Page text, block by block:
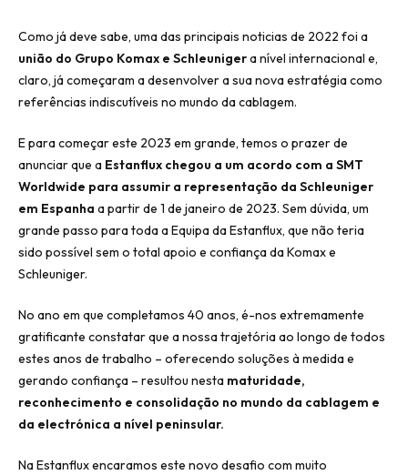
Como já deve sabe, uma das principais noticias de 2022 foi a
união do Grupo Komax e Schleunigera nível internacional e,
claro, já começaram a desenvolver a sua nova estratégia como
referências indiscutíveis no mundo da cablagem.
E para começar este 2023 em grande, temos o prazer de
anunciar que a Estanflux chegou a um acordo com a SMT
Worldwide para assumir a representação da Schleuniger
em Espanha a partir de 1 de janeiro de 2023. Sem dúvida, um
grande passo para toda a Equipa da Estanflux, que não teria
sido possível sem o total apoio e confiança da Komax e
Schleuniger.
No ano em que completamos 40 anos, é-nos extremamente
gratificante constatar que a nossa trajetória ao longo de todos
estes anos de trabalho – oferecendo soluções à medida e
gerando confiança – resultou nesta maturidade,
reconhecimento e consolidação no mundo da cablagem e
da electrónica a nível peninsular.
Na Estanflux encaramos este novo desafio com muito